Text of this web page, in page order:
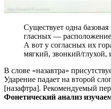
Существует одна базовая
гласных —
А вот у согласных их
мягкий, звонкий/глухой,
В слове «назавтра»
Ударение падает на второй
[назафтра]. Рекомендуемый
Фонетический анализ